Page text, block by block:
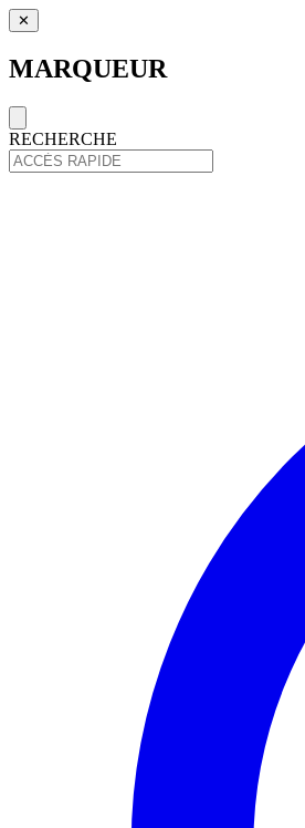
✕
MARQUEUR
RECHERCHE